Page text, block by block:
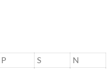
P S
N